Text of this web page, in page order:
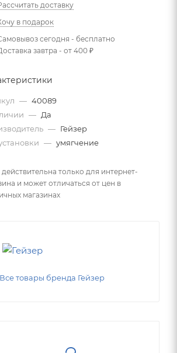
доставку
в подарок
сегодня - бесплатно
завтра - от 400 ₽
— 40089
— Да
— Гейзер
— умягчение
только для интернет-
и может отличаться от цен в
магазинах
Все товары бренда Гейзер